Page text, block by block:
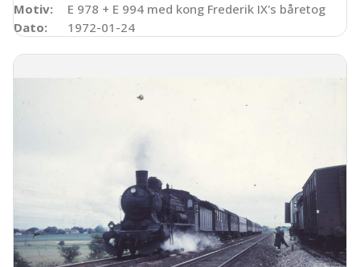
Motiv:
E 978 + E 994 med kong Frederik IX's båretog
Dato:
1972-01-24